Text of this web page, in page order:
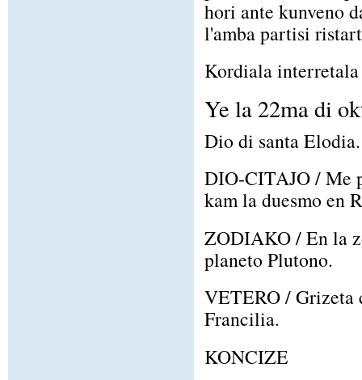
hori ante kunveno
l'amba partisi
Kordiala
Ye la 22ma di
Dio di santa Elodia.
DIO-CITAJO / Me
kam la duesmo en
ZODIAKO / En la
planeto Plutono.
VETERO / Grizeta
Francilia.
KONCIZE